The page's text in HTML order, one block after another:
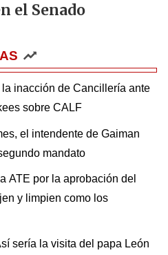
el Senado
inacción de Cancillería ante
sobre CALF
el intendente de Gaiman
mandato
ATE por la aprobación del
y limpien como los
sería la visita del papa León